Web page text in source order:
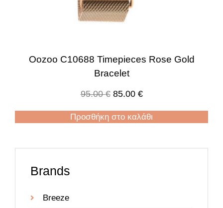
Oozoo C10688 Timepieces Rose Gold
Bracelet
95.00€ 85.00 €
Προσθήκη στο καλάθι
Brands
Breeze